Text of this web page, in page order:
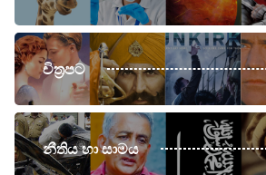
චිත්‍රපට
නීතිය හා සාමය